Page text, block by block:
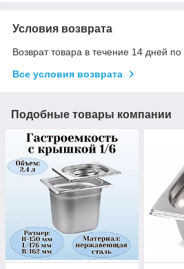
Условия возврата
Возврат товара в течение 14 дней по
Все условия возврата
Подобные товары компании